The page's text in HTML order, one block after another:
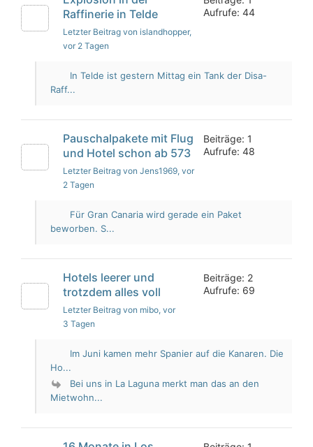
Raffinerie in Telde
Letzter Beitrag von islandhopper,
vor 2 Tagen
Aufrufe: 44
In Telde ist gestern Mittag ein Tank der Disa-
Raff...
Pauschalpakete mit Flug
und Hotel schon ab 573
Letzter Beitrag von Jens1969, vor
2 Tagen
Beiträge: 1
Aufrufe: 48
Für Gran Canaria wird gerade ein Paket
beworben. S...
Hotels leerer und
trotzdem alles voll
Letzter Beitrag von mibo, vor
3 Tagen
Beiträge: 2
Aufrufe: 69
Im Juni kamen mehr Spanier auf die Kanaren. Die
Ho...
Bei uns in La Laguna merkt man das an den
Mietwohn...